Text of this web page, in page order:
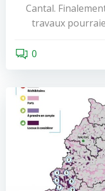
Cantal.
travaux
0